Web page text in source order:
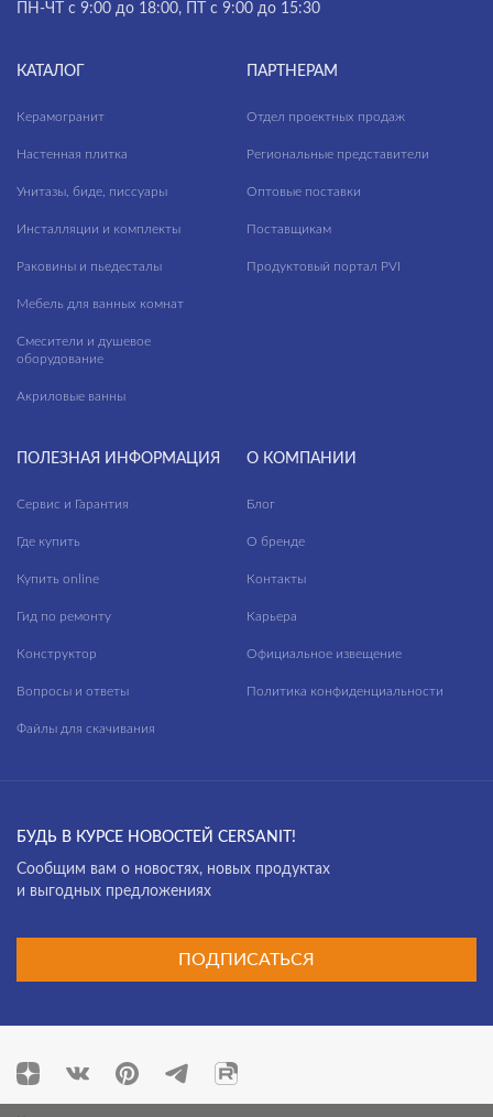
ПН-ЧТ с 9:00 до 18:00, ПТ с 9:00 до 15:30
КАТАЛОГ
Керамогранит
Настенная плитка
Унитазы, биде, писсуары
Инсталляции и комплекты
Раковины и пьедесталы
Мебель для ванных комнат
Смесители и душевое
оборудование
Акриловые ванны
ПАРТНЕРАМ
Отдел проектных продаж
Региональные представители
Оптовые поставки
Поставщикам
Продуктовый портал PVI
ПОЛЕЗНАЯ ИНФОРМАЦИЯ
Сервис и Гарантия
Где купить
Купить online
Гид по ремонту
Конструктор
Вопросы и ответы
Файлы для скачивания
О КОМПАНИИ
Блог
О бренде
Контакты
Карьера
Официальное извещение
Политика конфиденциальности
БУДЬ В КУРСЕ НОВОСТЕЙ CERSANIT!
Cообщим вам о новостях, новых продуктах
и выгодных предложениях
ПОДПИСАТЬСЯ